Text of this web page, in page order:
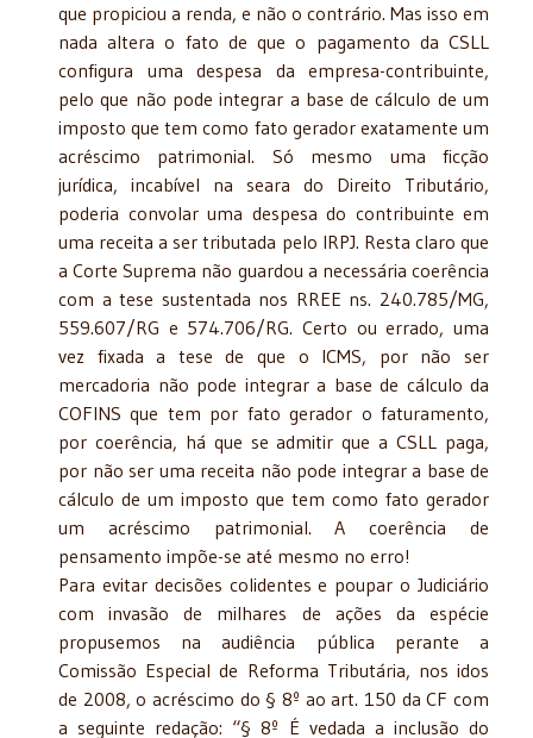
que propiciou a renda, e não o contrário. Mas isso em
nada altera o fato de que o pagamento da CSLL
configura uma despesa da empresa-contribuinte,
pelo que não pode integrar a base de cálculo de um
imposto que tem como fato gerador exatamente um
acréscimo patrimonial. Só mesmo uma ficção
jurídica, incabível na seara do Direito Tributário,
poderia convolar uma despesa do contribuinte em
uma receita a ser tributada pelo IRPJ. Resta claro que
a Corte Suprema não guardou a necessária coerência
com a tese sustentada nos RREE ns. 240.785/MG,
559.607/RG e 574.706/RG. Certo ou errado, uma
vez fixada a tese de que o ICMS, por não ser
mercadoria não pode integrar a base de cálculo da
COFINS que tem por fato gerador o faturamento,
por coerência, há que se admitir que a CSLL paga,
por não ser uma receita não pode integrar a base de
cálculo de um imposto que tem como fato gerador
um acréscimo patrimonial. A coerência de
pensamento impõe-se até mesmo no erro!
Para evitar decisões colidentes e poupar o Judiciário
com invasão de milhares de ações da espécie
propusemos na audiência pública perante a
Comissão Especial de Reforma Tributária, nos idos
de 2008, o acréscimo do § 8º ao art. 150 da CF com
a seguinte redação: “§ 8º É vedada a inclusão do